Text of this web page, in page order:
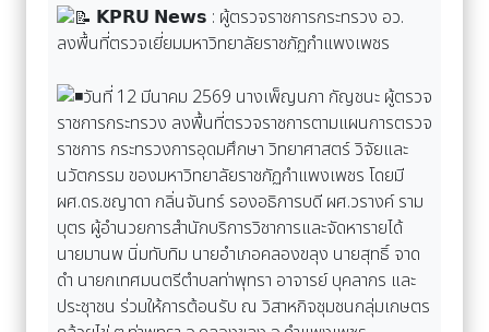
ลงพื้นที่ตรวจเยี่ยมมหาวิทยาลัยราชภัฏกำแพงเพชร
วันที่ 12 มีนาคม 2569 นางเพ็ญนภา กัญชนะ ผู้ตรวจ
ราชการกระทรวง ลงพื้นที่ตรวจราชการตามแผนการตรวจ
ราชการ กระทรวงการอุดมศึกษา วิทยาศาสตร์ วิจัยและ
นวัตกรรม ของมหาวิทยาลัยราชภัฏกำแพงเพชร โดยมี
ผศ.ดร.ชญาดา กลิ่นจันทร์ รองอธิการบดี ผศ.วรางค์ ราม
บุตร ผู้อำนวยการสำนักบริการวิชาการและจัดหารายได้
นายมานพ นิ่มทับทิม นายอำเภอคลองขลุง นายสุทธิ์ จาด
ดำ นายกเทศมนตรีตำบลท่าพุทรา อาจารย์ บุคลากร และ
ประชุาชน ร่วมให้การต้อนรับ ณ วิสาหกิจชุมชนกลุ่มเกษตร
กล้วยไข่ ต.ท่าพุทรา อ.คลองขลุง จ.กำแพงเพชร